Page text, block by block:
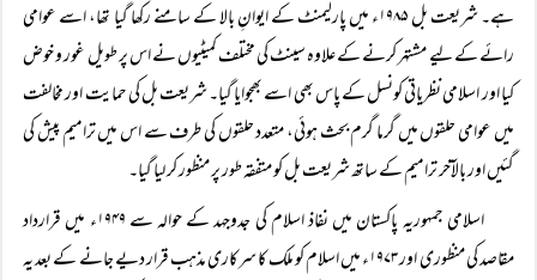
ہے۔ شریعت بل ۱۹۸۵ء میں پارلیمنٹ کے ایوانِ بالا کے سامنے رکھا گیا تھا، اسے عوامی
رائے کے لیے مشتہر کرنے کے علاوہ سینٹ کی مختلف کمیٹیوں نے اس پر طویل غور و خوض
کیا اور اسلامی نظریاتی کونسل کے پاس بھی اسے بھجوایا گیا۔ شریعت بل کی حمایت اور مخالفت
میں عوامی حلقوں میں گرما گرم بحث ہوئی، متعدد حلقوں کی طرف سے اس میں ترامیم پیش کی
گئیں اور بالآخر ترامیم کے ساتھ شریعت بل کو متفقہ طور پر منظور کر لیا گیا۔
اسلامی جمہوریہ پاکستان میں نفاذ اسلام کی جدوجہد کے حوالہ سے ۱۹۴۹ء میں قرارداد
مقاصد کی منظوری اور ۱۹۷۳ء میں اسلام کو ملک کا سرکاری مذہب قرار دیے جانے کے بعد یہ